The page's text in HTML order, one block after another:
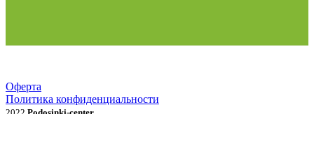
Оферта
Политика конфиденциальности
2022 Podosinki-center